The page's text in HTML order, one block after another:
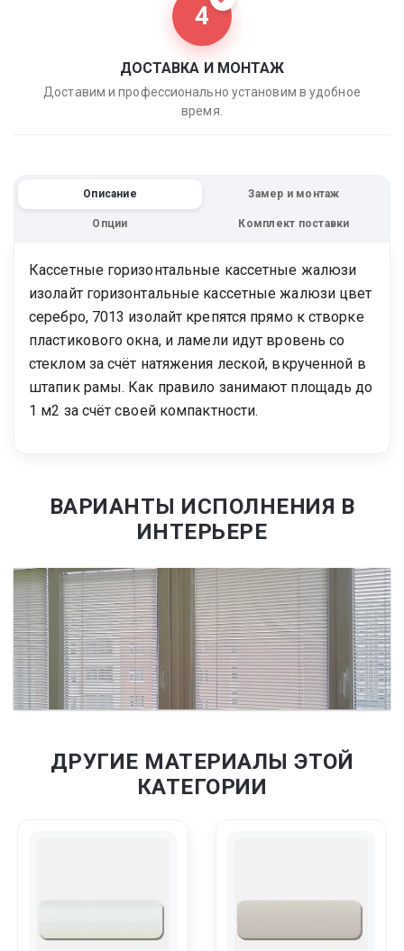
4
ДОСТАВКА И МОНТАЖ
Доставим и профессионально установим в удобное
время.
Описание Замер и монтаж
Опции Комплект поставки
Кассетные горизонтальные кассетные жалюзи
изолайт горизонтальные кассетные жалюзи цвет
серебро, 7013 изолайт крепятся прямо к створке
пластикового окна, и ламели идут вровень со
стеклом за счёт натяжения леской, вкрученной в
штапик рамы. Как правило занимают площадь до
1 м2 за счёт своей компактности.
ВАРИАНТЫ ИСПОЛНЕНИЯ В
ИНТЕРЬЕРЕ
ДРУГИЕ МАТЕРИАЛЫ ЭТОЙ
КАТЕГОРИИ